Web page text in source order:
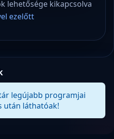
lehetősége kikapcsolva
ezelőtt
legújabb programjai
után láthatóak!